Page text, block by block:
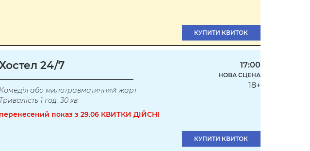
КУПИТИ КВИТОК
24/7
Комедія або милотравматичний жарт
Тривалість 1 год. 30 хв.
перенесений показ з 29.06 КВИТКИ ДІЙСНІ
17:00
НОВА СЦЕНА
18+
КУПИТИ КВИТОК